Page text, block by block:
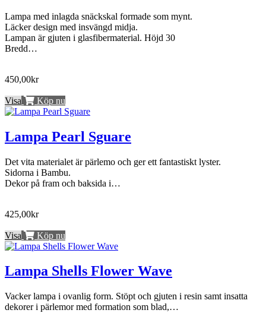
Lampa med inlagda snäckskal formade som mynt.
Läcker design med insvängd midja.
Lampan är gjuten i glasfibermaterial. Höjd 30
Bredd…
450,00kr
Visa Köp nu
Lampa Pearl Sguare
Det vita materialet är pärlemo och ger ett fantastiskt lyster.
Sidorna i Bambu.
Dekor på fram och baksida i…
425,00kr
Visa Köp nu
Lampa Shells Flower Wave
Vacker lampa i ovanlig form. Stöpt och gjuten i resin samt insatta
dekorer i pärlemor med formation som blad,…